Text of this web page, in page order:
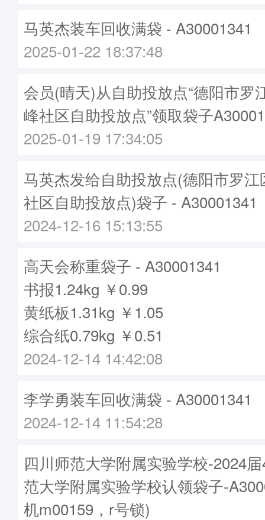
马英杰装车回收满袋 - A30001341
2025-01-22 18:37:48
会员(晴天)从自助投放点“德阳市罗
峰社区自助投放点”领取袋子
2025-01-19 17:34:05
马英杰发给自助投放点(德阳市罗
社区自助投放点)袋子 - A30001341
2024-12-16 15:13:55
高天会称重袋子 - A30001341
书报1.24kg ￥0.99
黄纸板1.31kg ￥1.05
综合纸0.79kg ￥0.51
2024-12-14 14:42:08
李学勇装车回收满袋 - A30001341
2024-12-14 11:54:28
四川师范大学附属实验学校-2024
范大学附属实验学校认领袋子-
机m00159，r号锁)